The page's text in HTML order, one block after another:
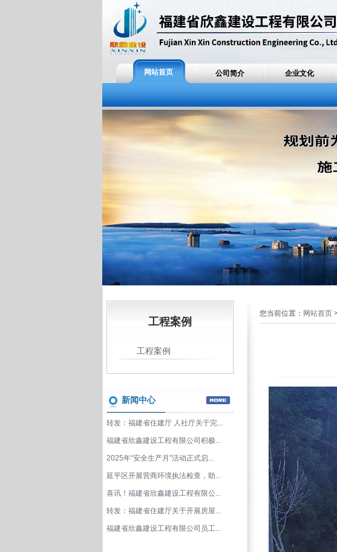
网站首页 公司简介 企业文化
工程案例
工程案例
新闻中心
转发：福建省住建厅 人社厅关于完...
福建省欣鑫建设工程有限公司积极...
2025年“安全生产月”活动正式启...
延平区开展营商环境执法检查，助...
喜讯！福建省欣鑫建设工程有限公...
转发：福建省住建厅关于开展房屋...
福建省欣鑫建设工程有限公司员工...
您当前位置： 网站首页